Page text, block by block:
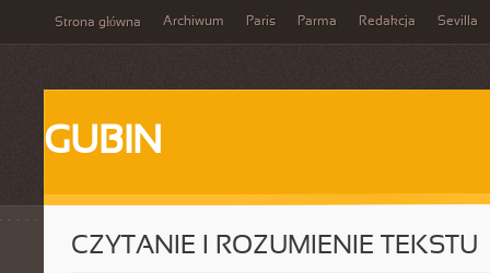
Strona główna Archiwum Paris Parma Redakcja Sevilla
GUBIN
CZYTANIE I ROZUMIENIE TEKSTU